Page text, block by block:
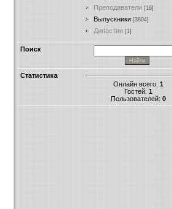
Преподаватели [16]
Выпускники [3804]
Династии [1]
Поиск
Статистика
Онлайн всего: 1
Гостей: 1
Пользователей: 0